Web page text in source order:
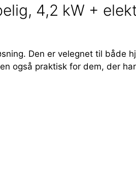
4,2 kW +
Den er velegnet til både
også praktisk for dem, der